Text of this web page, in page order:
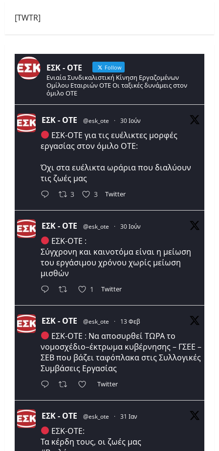
[TWTR]
ΕΣΚ - ΟΤΕ Follow
Ενιαία Συνδικαλιστική Κίνηση Εργαζομένων
Ομίλου Εταιριών ΟΤΕ Οι ταξικές δυνάμεις στον
όμιλο ΟΤΕ
ΕΣΚ - ΟΤΕ @esk_ote · 30 Ιούν
ΕΣΚ-ΟΤΕ για τις ευέλικτες μορφές
εργασίας στον όμιλο ΟΤΕ:
Όχι στα ευέλικτα ωράρια που διαλύουν
τις ζωές μας
3 3 Twitter
ΕΣΚ - ΟΤΕ @esk_ote · 30 Ιούν
ΕΣΚ-ΟΤΕ :
Σύγχρονη και καινοτόμα είναι η μείωση
του εργάσιμου χρόνου χωρίς μείωση
μισθών
1 Twitter
ΕΣΚ - ΟΤΕ @esk_ote · 13 Φεβ
ΕΣΚ-ΟΤΕ : Να αποσυρθεί ΤΩΡΑ το
νομοσχέδιο–έκτρωμα κυβέρνησης – ΓΣΕΕ –
ΣΕΒ που βάζει ταφόπλακα στις Συλλογικές
Συμβάσεις Εργασίας
Twitter
ΕΣΚ - ΟΤΕ @esk_ote · 31 Ιαν
ΕΣΚ-ΟΤΕ:
Τα κέρδη τους, οι ζωές μας